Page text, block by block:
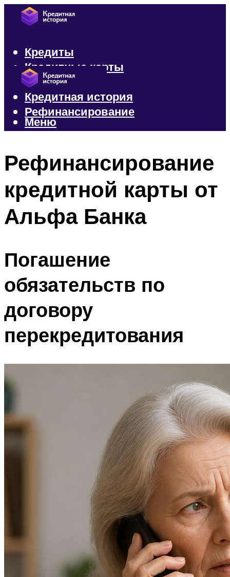
Кредиты
Кредитные карты
Микрозаймы
Кредитная история
Рефинансирование
Меню
Рефинансирование
кредитной карты от
Альфа Банка
Погашение
обязательств по
договору
перекредитования